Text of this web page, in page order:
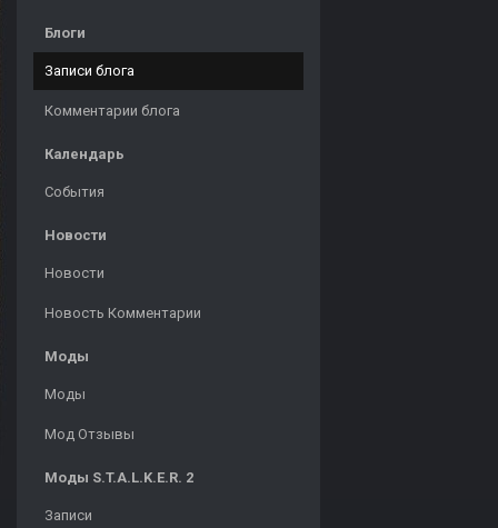
Блоги
Записи блога
Комментарии блога
Календарь
События
Новости
Новости
Новость Комментарии
Моды
Моды
Мод Отзывы
Моды S.T.A.L.K.E.R. 2
Записи